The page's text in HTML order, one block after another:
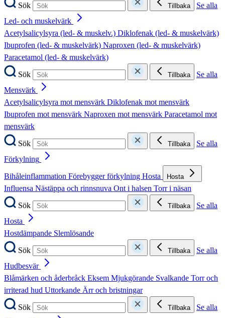
Sök
Tillbaka
Se alla
Led- och muskelvärk
Acetylsalicylsyra (led- & muskelv.) Diklofenak (led- & muskelvärk)
Ibuprofen (led- & muskelvärk) Naproxen (led- & muskelvärk)
Paracetamol (led- & muskelvärk)
Sök
Tillbaka
Se alla
Mensvärk
Acetylsalicylsyra mot mensvärk Diklofenak mot mensvärk
Ibuprofen mot mensvärk Naproxen mot mensvärk Paracetamol mot
mensvärk
Sök
Tillbaka
Se alla
Förkylning
Bihåleinflammation Förebygger förkylning Hosta Hosta
Influensa Nästäppa och rinnsnuva Ont i halsen Torr i näsan
Sök
Tillbaka
Se alla
Hosta
Hostdämpande Slemlösande
Sök
Tillbaka
Se alla
Hudbesvär
Blåmärken och åderbråck Eksem Mjukgörande Svalkande Torr och
irriterad hud Uttorkande Ärr och bristningar
Sök
Tillbaka
Se alla